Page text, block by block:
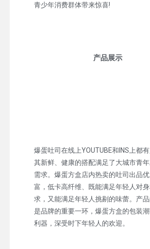
青少年消费群体带来惊喜!
产品展示
爆蛋吐司在线上YOUTUBE和INS上都有
其新鲜、健康的搭配满足了大城市青
需求。爆蛋方盒店内热卖的吐司出品
富，低卡高纤维、既能满足年轻人对
求，又能满足年轻人挑剔的味蕾。产
是品牌的重要一环，爆蛋方盒的包装
利器，深受时下年轻人的欢迎。